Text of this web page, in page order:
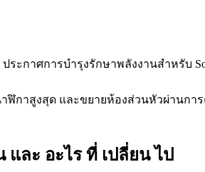
ประกาศการบํารุงรักษาพลังงานสําหรับ
ฬิกาสูงสุด และขยายห้องส่วนหัวผ่านกา
และ อะไร ที่ เปลี่ยน ไป